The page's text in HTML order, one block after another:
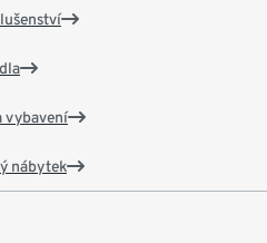
vybavení
nábytek